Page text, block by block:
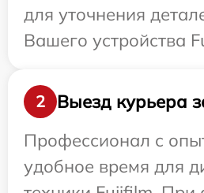
для уточнения
Вашего устройства
2
Выезд курьера
Профессионал с
удобное время для